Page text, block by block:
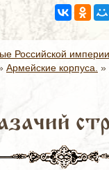
Российской империи.
Армейские корпуса. »